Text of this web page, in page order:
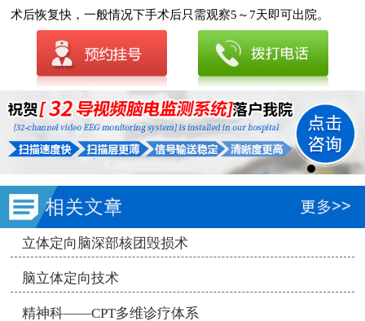
术后恢复快，一般情况下手术后只需观察5～7天即可出院。
立体定向脑深部核团毁损术
脑立体定向技术
精神科——CPT多维诊疗体系